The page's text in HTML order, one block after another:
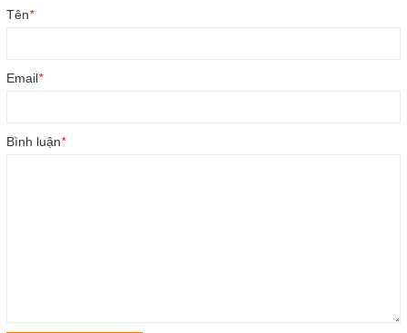
Tên*
Email*
Bình luận*